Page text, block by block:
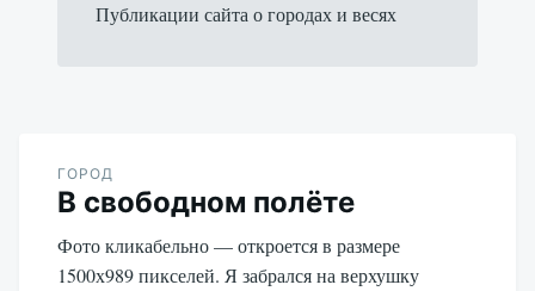
Публикации сайта о городах и весях
ГОРОД
В свободном полёте
Фото кликабельно — откроется в размере
1500х989 пикселей. Я забрался на верхушку